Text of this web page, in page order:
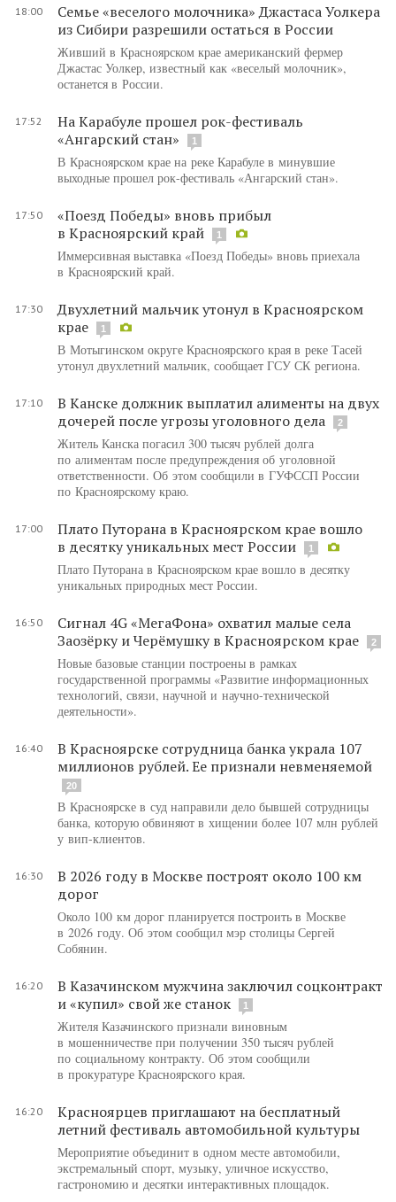
18:00
Семье «веселого молочника» Джастаса Уолкера
из Сибири разрешили остаться в России
Живший в Красноярском крае американский фермер
Джастас Уолкер, известный как «веселый молочник»,
останется в России.
17:52
На Карабуле прошел рок-фестиваль
«Ангарский стан»
1
В Красноярском крае на реке Карабуле в минувшие
выходные прошел рок-фестиваль «Ангарский стан».
17:50
«Поезд Победы» вновь прибыл
в Красноярский край
1
Иммерсивная выставка «Поезд Победы» вновь приехала
в Красноярский край.
17:30
Двухлетний мальчик утонул в Красноярском
крае
1
В Мотыгинском округе Красноярского края в реке Тасей
утонул двухлетний мальчик, сообщает ГСУ СК региона.
17:10
В Канске должник выплатил алименты на двух
дочерей после угрозы уголовного дела
2
Житель Канска погасил 300 тысяч рублей долга
по алиментам после предупреждения об уголовной
ответственности. Об этом сообщили в ГУФССП России
по Красноярскому краю.
17:00
Плато Путорана в Красноярском крае вошло
в десятку уникальных мест России
1
Плато Путорана в Красноярском крае вошло в десятку
уникальных природных мест России.
16:50
Сигнал 4G «МегаФона» охватил малые села
Заозёрку и Черёмушку в Красноярском крае
2
Новые базовые станции построены в рамках
государственной программы «Развитие информационных
технологий, связи, научной и научно-технической
деятельности».
16:40
В Красноярске сотрудница банка украла 107
миллионов рублей. Ее признали невменяемой
20
В Красноярске в суд направили дело бывшей сотрудницы
банка, которую обвиняют в хищении более 107 млн рублей
у вип-клиентов.
16:30
В 2026 году в Москве построят около 100 км
дорог
Около 100 км дорог планируется построить в Москве
в 2026 году. Об этом сообщил мэр столицы Сергей
Собянин.
16:20
В Казачинском мужчина заключил соцконтракт
и «купил» свой же станок
1
Жителя Казачинского признали виновным
в мошенничестве при получении 350 тысяч рублей
по социальному контракту. Об этом сообщили
в прокуратуре Красноярского края.
16:20
Красноярцев приглашают на бесплатный
летний фестиваль автомобильной культуры
Мероприятие объединит в одном месте автомобили,
экстремальный спорт, музыку, уличное искусство,
гастрономию и десятки интерактивных площадок.